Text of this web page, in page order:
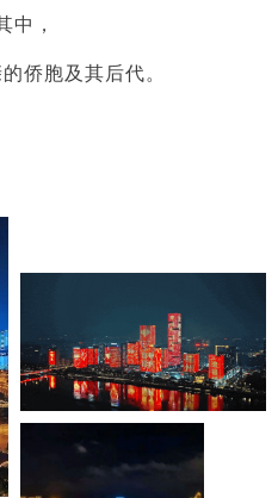
中，
侨胞及其后代。